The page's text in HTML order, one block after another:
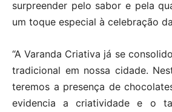
surpreender pelo sabor e pela
um toque especial à celebração
“A Varanda Criativa já se
tradicional em nossa cidade.
teremos a presença de
evidencia a criatividade e o